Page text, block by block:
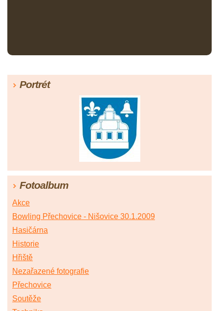
Portrét
Fotoalbum
Akce
Bowling Přechovice - Nišovice 30.1.2009
Hasičárna
Historie
Hřiště
Nezařazené fotografie
Přechovice
Soutěže